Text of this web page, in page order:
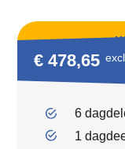
€ 478,65
6
1